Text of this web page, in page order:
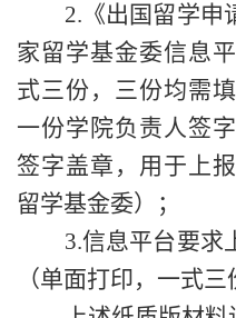
2.《出国留学申
家留学基金委信息
式三份，三份均需
一份学院负责人签
签字盖章，用于上
留学基金委）；
3.信息平台要求
（单面打印，一式三